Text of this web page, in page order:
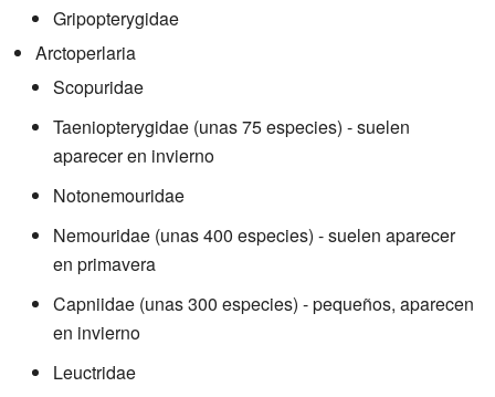
Gripopterygidae
Arctoperlaria
Scopuridae
Taeniopterygidae (unas 75 especies) - suelen
aparecer en invierno
Notonemouridae
Nemouridae (unas 400 especies) - suelen aparecer
en primavera
Capniidae (unas 300 especies) - pequeños, aparecen
en invierno
Leuctridae